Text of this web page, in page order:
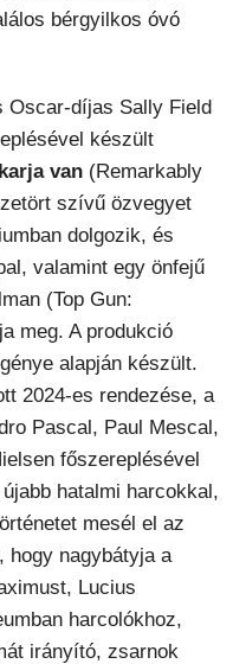
bérgyilkos óvó
Oscar-díjas Sally Field
készült
van (Remarkably
szívű özvegyet
dolgozik, és
valamint egy önfejű
(Top Gun:
meg. A produkció
alapján készült.
2024-es rendezése, a
Pascal, Paul Mescal,
főszereplésével
hatalmi harcokkal,
mesél el az
hogy nagybátyja a
Lucius
harcolókhoz,
irányító, zsarnok